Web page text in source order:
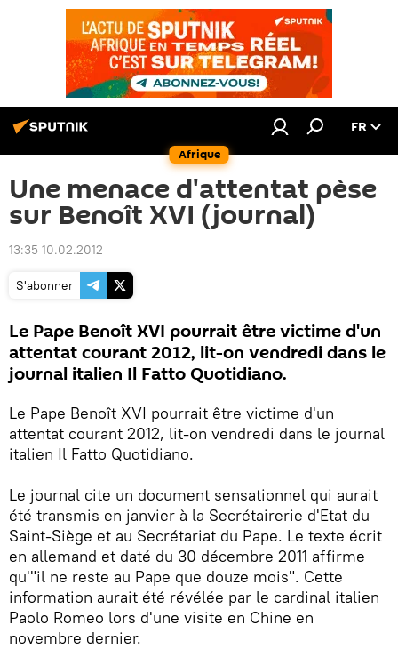
Afrique
FR
Une menace d'attentat pèse
sur Benoît XVI (journal)
13:35 10.02.2012
S'abonner
Le Pape Benoît XVI pourrait être victime d'un
attentat courant 2012, lit-on vendredi dans le
journal italien Il Fatto Quotidiano.
Le Pape Benoît XVI pourrait être victime d'un
attentat courant 2012, lit-on vendredi dans le journal
italien Il Fatto Quotidiano.
Le journal cite un document sensationnel qui aurait
été transmis en janvier à la Secrétairerie d'Etat du
Saint-Siège et au Secrétariat du Pape. Le texte écrit
en allemand et daté du 30 décembre 2011 affirme
qu'"il ne reste au Pape que douze mois". Cette
information aurait été révélée par le cardinal italien
Paolo Romeo lors d'une visite en Chine en
novembre dernier.